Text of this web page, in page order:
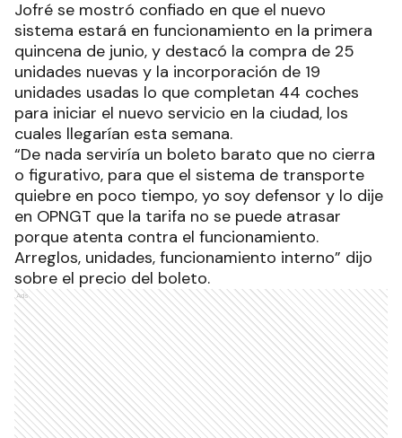
Jofré se mostró confiado en que el nuevo
sistema estará en funcionamiento en la primera
quincena de junio, y destacó la compra de 25
unidades nuevas y la incorporación de 19
unidades usadas lo que completan 44 coches
para iniciar el nuevo servicio en la ciudad, los
cuales llegarían esta semana.
“De nada serviría un boleto barato que no cierra
o figurativo, para que el sistema de transporte
quiebre en poco tiempo, yo soy defensor y lo dije
en OPNGT que la tarifa no se puede atrasar
porque atenta contra el funcionamiento.
Arreglos, unidades, funcionamiento interno” dijo
sobre el precio del boleto.
Ads